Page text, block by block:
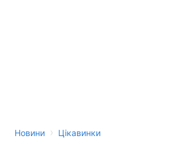
Новини › Цікавинки